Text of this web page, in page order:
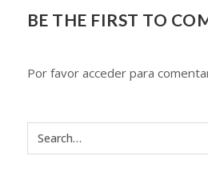
BE THE FIRST TO
Por favor acceder para